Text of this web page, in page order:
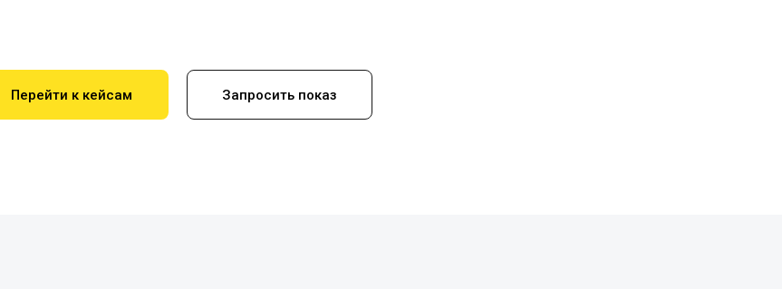
Перейти к кейсам Запросить показ